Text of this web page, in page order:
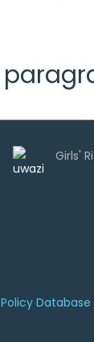
Database